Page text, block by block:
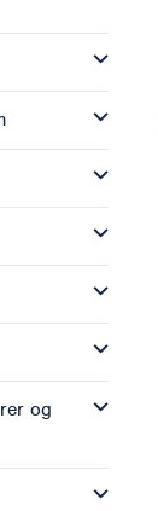
og